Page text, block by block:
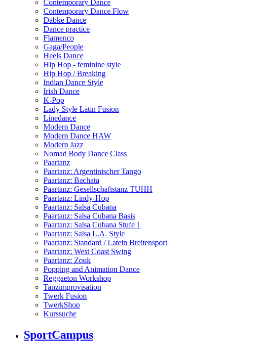
Contemporary Dance
Contemporary Dance Flow
Dabke Dance
Dance practice
Flamenco
Gaga/People
Heels Dance
Hip Hop - feminine style
Hip Hop / Breaking
Indian Dance Style
Irish Dance
K-Pop
Lady Style Latin Fusion
Linedance
Modern Dance
Modern Dance HAW
Modern Jazz
Nomad Body Dance Class
Paartanz
Paartanz: Argentinischer Tango
Paartanz: Bachata
Paartanz: Gesellschaftstanz TUHH
Paartanz: Lindy-Hop
Paartanz: Salsa Cubana
Paartanz: Salsa Cubana Basis
Paartanz: Salsa Cubana Stufe 1
Paartanz: Salsa L.A. Style
Paartanz: Standard / Latein Breitensport
Paartanz: West Coast Swing
Paartanz: Zouk
Popping and Animation Dance
Reggaeton Workshop
Tanzimprovisation
Twerk Fusion
TwerkShop
Kurssuche
SportCampus